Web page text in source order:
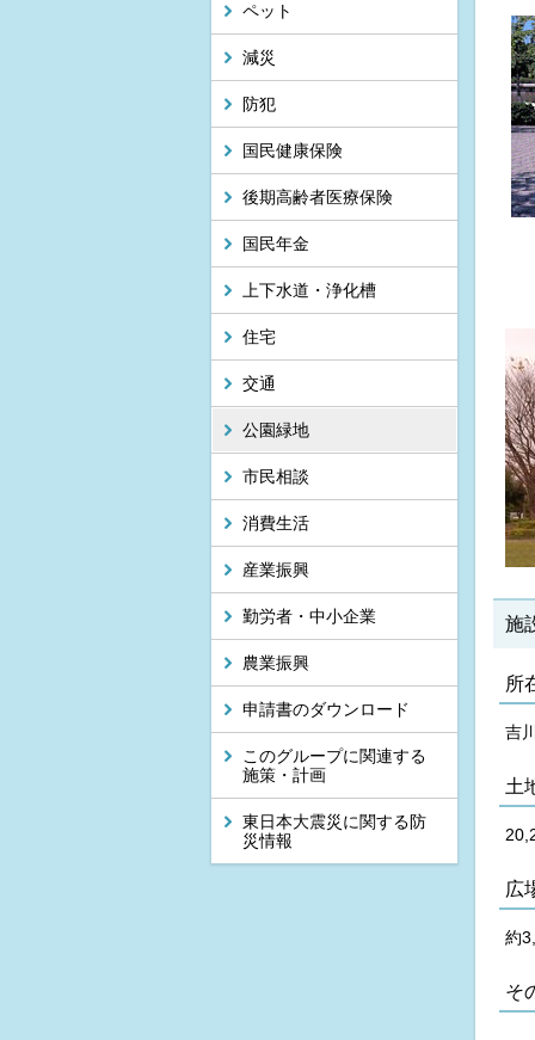
ペット
減災
防犯
国民健康保険
後期高齢者医療保険
国民年金
上下水道・浄化槽
住宅
交通
公園緑地
市民相談
消費生活
産業振興
勤労者・中小企業
農業振興
申請書のダウンロード
このグループに関連する
施策・計画
東日本大震災に関する防
災情報
施
所
吉
土
広
約
そ